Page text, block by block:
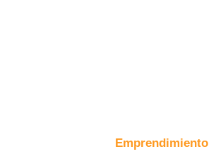
Emprendimiento